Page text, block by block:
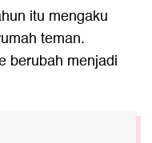
itu mengaku
teman.
berubah menjadi